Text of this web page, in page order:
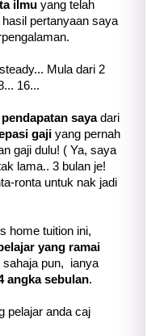
ilmu yang telah
pertanyaan saya
Mula dari 2
16...
sayadari
gaji yang pernah
gaji dulu! ( Ya, saya
lama.. 3 bulan je!
ronta untuk nak jadi
home tuition ini,
yang ramai
sahaja pun, ianya
angka sebulan.
pelajar anda caj